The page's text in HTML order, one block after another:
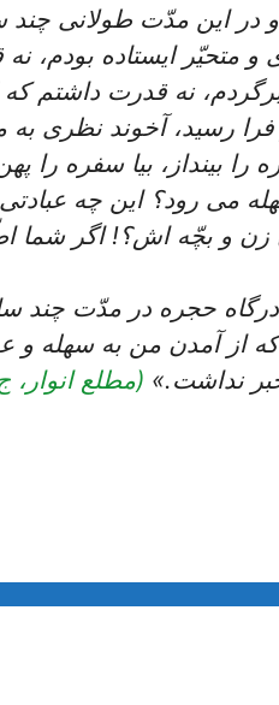
در اين مدّت طولانى چند
متحيّر ايستاده بودم،
نه قدرت داشتم كه
رسيد، آخوند نظرى به
را بينداز، بيا سفره را
مى ‏رود؟ اين چه
زن و بچّه ‏اش؟! اگر شما
حجره در مدّت چند
آمدن من به سهله و
نداشت.» (مطلع انوار، ج3،